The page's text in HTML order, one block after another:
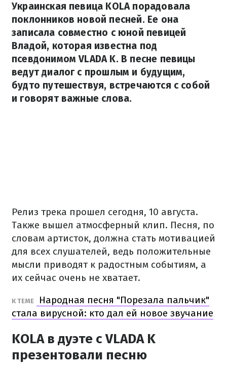
Украинская певица KOLA порадовала
поклонников новой песней. Ее она
записала совместно с юной певицей
Владой, которая известна под
псевдонимом VLADA K. В песне певицы
ведут диалог с прошлым и будущим,
будто путешествуя, встречаются с собой
и говорят важные слова.
Релиз трека прошел сегодня, 10 августа.
Также вышел атмосферный клип. Песня, по
словам артисток, должна стать мотивацией
для всех слушателей, ведь положительные
мысли приводят к радостным событиям, а
их сейчас очень не хватает.
К ТЕМЕ
Народная песня "Порезала пальчик"
стала вирусной: кто дал ей новое звучание
KOLA в дуэте с VLADA K
презентовали песню